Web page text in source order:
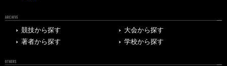
ARCHIVE
競技から探す
大会から探す
著者から探す
学校から探す
OTHERS